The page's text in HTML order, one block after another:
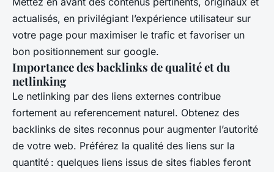
actualisés, en privilégiant l’expérience utilisateur sur
votre page pour maximiser le trafic et favoriser un
bon positionnement sur google.
Importance des backlinks de qualité et du
netlinking
Le netlinking par des liens externes contribue
fortement au referencement naturel. Obtenez des
backlinks de sites reconnus pour augmenter l’autorité
de votre web. Préférez la qualité des liens sur la
quantité : quelques liens issus de sites fiables feront